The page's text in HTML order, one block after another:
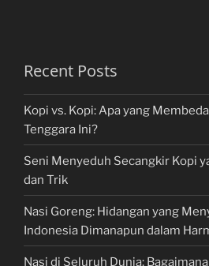
Recent Posts
Kopi vs. Kopi: Apa yang
Tenggara Ini?
Seni Menyeduh Secangkir Kopi
dan Trik
Nasi Goreng: Hidangan yang
Indonesia Dimanapun dalam
Nasi di Seluruh Dunia: